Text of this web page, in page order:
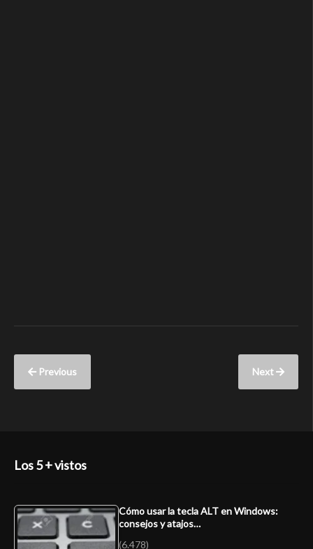
Previous Next
Los 5 + vistos
Cómo usar la tecla ALT en Windows:
consejos y atajos…
(6.478)